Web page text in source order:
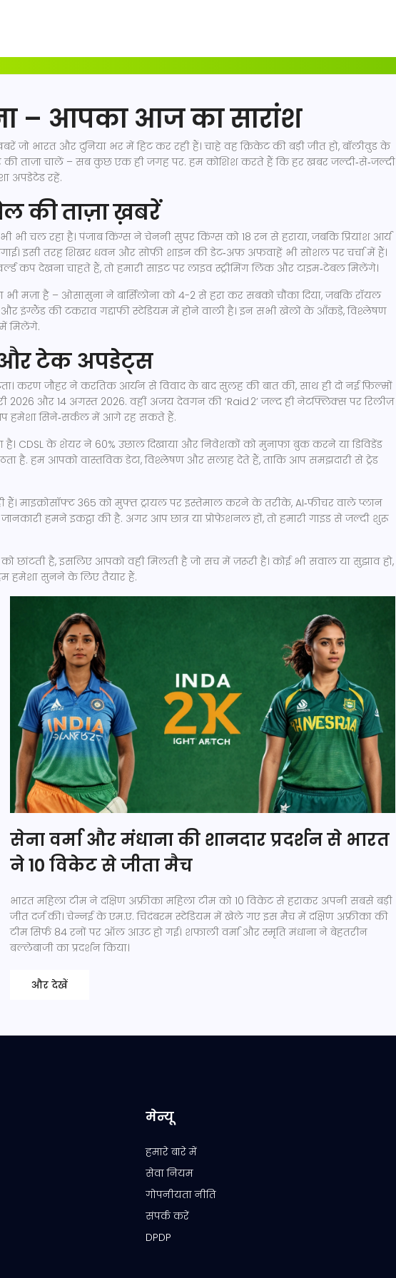
– आपका आज का सारांश
जो भारत और दुनिया भर में हिट कर रही हैं। चाहे वह क्रिकेट की बड़ी जीत हो, बॉलीवुड के
की ताज़ा चालें – सब कुछ एक ही जगह पर. हम कोशिश करते हैं कि हर खबर जल्दी‑से‑जल्दी
अपडेटेड रहें.
की ताज़ा ख़बरें
भी चल रहा है। पंजाब किंग्स ने चेननी सुपर किंग्स को 18 रन से हराया, जबकि प्रियांश आर्य
इसी तरह शिखर धवन और सोफ़ी शाइन की डेट‑अफ़ अफवाहें भी सोशल पर चर्चा में हैं।
कप देखना चाहते हैं, तो हमारी साइट पर लाइव स्ट्रीमिंग लिंक और टाइम‑टेबल मिलेंगे।
मज़ा है – ओसासुना ने बार्सिलोना को 4-2 से हरा कर सबको चौंका दिया, जबकि रॉयल
और इंग्लैंड की टकराव गद्दाफी स्टेडियम में होने वाली है। इन सभी खेलों के आँकड़े, विश्लेषण
मिलेंगे.
टेक अपडेट्स
करण जौहर ने करतिक आर्यन से विवाद के बाद सुलह की बात की, साथ ही दो नई फ़िल्मों
2026 और 14 अगस्त 2026. वहीं अजय देवगन की ‘Raid 2’ जल्द ही नेटफ्लिक्स पर रिलीज़
हमेशा सिने‑सर्कल में आगे रह सकते हैं.
CDSL के शेयर ने 60% उछाल दिखाया और निवेशकों को मुनाफा बुक करने या डिविडेंड
है. हम आपको वास्तविक डेटा, विश्लेषण और सलाह देते हैं, ताकि आप समझदारी से ट्रेड
माइक्रोसॉफ्ट 365 को मुफ्त ट्रायल पर इस्तेमाल करने के तरीके, AI‑फीचर वाले प्लान
हमने इकट्ठा की है. अगर आप छात्र या प्रोफ़ेशनल हों, तो हमारी गाइड से जल्दी शुरू
को छांटती है, इसलिए आपको वही मिलती है जो सच में ज़रूरी है। कोई भी सवाल या सुझाव हो,
हमेशा सुनने के लिए तैयार हैं.
सेना वर्मा और मंधाना की शानदार प्रदर्शन से भारत
ने 10 विकेट से जीता मैच
भारत महिला टीम ने दक्षिण अफ्रीका महिला टीम को 10 विकेट से हराकर अपनी सबसे बड़ी
जीत दर्ज की। चेन्नई के एम.ए. चिदंबरम स्टेडियम में खेले गए इस मैच में दक्षिण अफ्रीका की
टीम सिर्फ 84 रनों पर ऑल आउट हो गई। शफाली वर्मा और स्मृति मंधाना ने बेहतरीन
बल्लेबाजी का प्रदर्शन किया।
और देखें
मेन्यू
हमारे बारे में
सेवा नियम
गोपनीयता नीति
संपर्क करें
DPDP